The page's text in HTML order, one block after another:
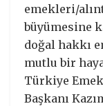
emekleri/
büyümesine
doğal hakkı
mutlu bir
Türkiye
Başkanı